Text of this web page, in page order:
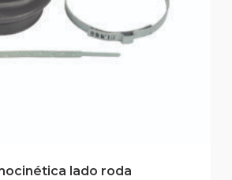
lado roda